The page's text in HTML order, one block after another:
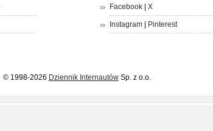
Facebook| X
Instagram| Pinterest
© 1998-2026 Dziennik InternautówSp. z o.o.